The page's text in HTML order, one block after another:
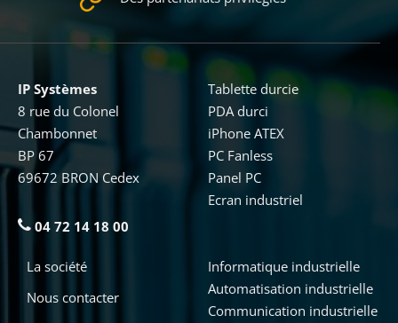
IP Systèmes
8 rue du Colonel
Chambonnet
BP 67
69672 BRON Cedex
04 72 14 18 00
Informatique industrielle
Automatisation industrielle
Communication industrielle
Tablette durcie
PDA durci
iPhone ATEX
PC Fanless
Panel PC
Ecran industriel
La société
Nous contacter